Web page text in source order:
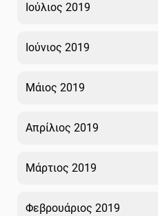
Ιούλιος 2019
Ιούνιος 2019
Μάιος 2019
Απρίλιος 2019
Μάρτιος 2019
Φεβρουάριος 2019